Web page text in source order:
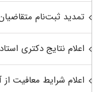
تمدید ثبت‌نام متقاضیان
اعلام نتایج دکتری
اعلام شرایط معافیت